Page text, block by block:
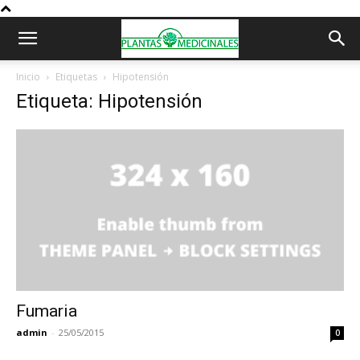
Inicio Etiquetas Hipotensión
Etiqueta: Hipotensión
Fumaria
admin - 25/05/2015 0